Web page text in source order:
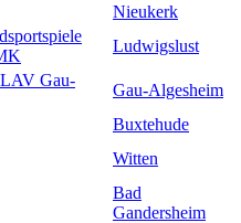
Nieukerk
Ludwigslust
Gau-
Gau-Algesheim
Buxtehude
Witten
Bad
Gandersheim